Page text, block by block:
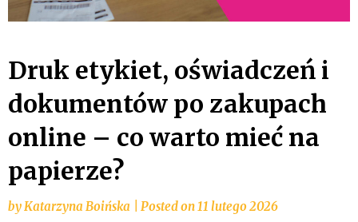
Druk etykiet, oświadczeń i
dokumentów po zakupach
online – co warto mieć na
papierze?
by Katarzyna Boińska Posted on 11 lutego 2026